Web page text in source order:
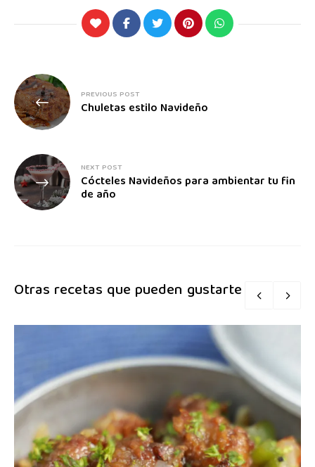
PREVIOUS POST
Chuletas estilo Navideño
NEXT POST
Cócteles Navideños para ambientar tu fin
de año
Otras recetas que pueden gustarte